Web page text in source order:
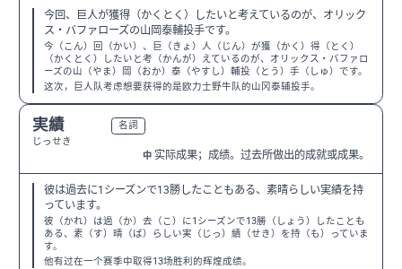
今回、巨人が獲得（かくとく）したいと考えているのが、オリック
ス・バファローズの山岡泰輔投手です。
今（こん）回（かい）、巨（きょ）人（じん）が獲（かく）得（とく）
（かくとく）したいと考（かんが）えているのが、オリックス・バファロ
ーズの山（やま）岡（おか）泰（やすし）輔投（とう）手（しゅ）です。
这次，巨人队考虑想要获得的是欧力士野牛队的山冈泰辅投手。
実績
じっせき
名詞
中 实际成果；成绩。过去所做出的成就或成果。
彼は過去に1シーズンで13勝したこともある、素晴らしい実績を持
っています。
彼（かれ）は過（か）去（こ）に1シーズンで13勝（しょう）したことも
ある、素（す）晴（ば）らしい実（じっ）績（せき）を持（も）っていま
す。
他有过在一个赛季中取得13场胜利的辉煌成绩。